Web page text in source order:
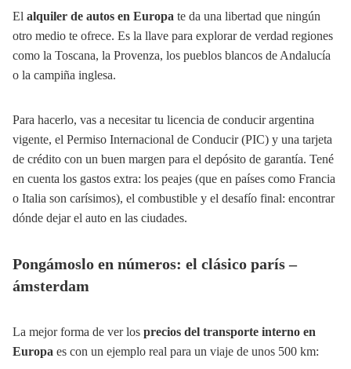
El alquiler de autos en Europa te da una libertad que ningún
otro medio te ofrece. Es la llave para explorar de verdad regiones
como la Toscana, la Provenza, los pueblos blancos de Andalucía
o la campiña inglesa.
Para hacerlo, vas a necesitar tu licencia de conducir argentina
vigente, el Permiso Internacional de Conducir (PIC) y una tarjeta
de crédito con un buen margen para el depósito de garantía. Tené
en cuenta los gastos extra: los peajes (que en países como Francia
o Italia son carísimos), el combustible y el desafío final: encontrar
dónde dejar el auto en las ciudades.
Pongámoslo en números: el clásico parís –
ámsterdam
La mejor forma de ver los precios del transporte interno en
Europa es con un ejemplo real para un viaje de unos 500 km: